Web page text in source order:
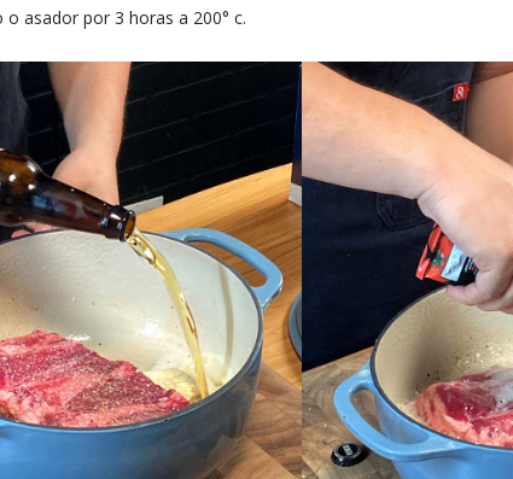
o asador por 3 horas a 200° c.